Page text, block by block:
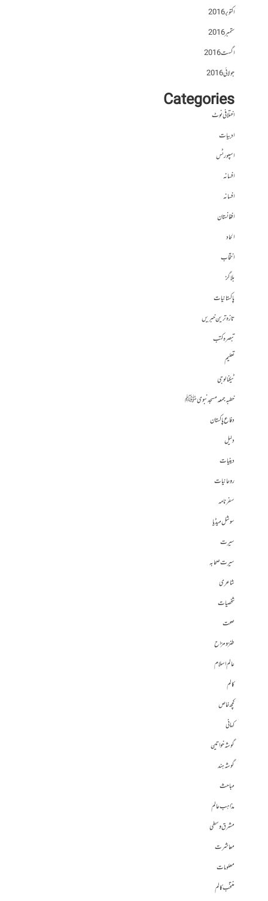
اکتوبر 2016
ستمبر 2016
اگست 2016
جولائی 2016
Categories
اختلافی نوٹ
ادبیات
اسپورٹس
افسانہ
افسانہ
افغانستان
الحاد
انتخاب
بلاگز
پاکستانیات
تازہ ترین خبریں
تبصرہ کتب
تعلیم
ٹیکنالوجی
خطبہ جمعہ مسجد نبوی ﷺ
دفاع پاکستان
دلیل
دینیات
روحانیات
سفرنامہ
سوشل میڈیا
سیرت
سیرت صحابہ
شاعری
شخصیات
صحت
طنز و مزاح
عالم اسلام
کالم
کچھ خاص
کہانی
گوشہ خواتین
گوشہ ہند
مباحث
مذاہب عالم
مشرق وسطی
معاشرت
معلومات
منتخب کالم